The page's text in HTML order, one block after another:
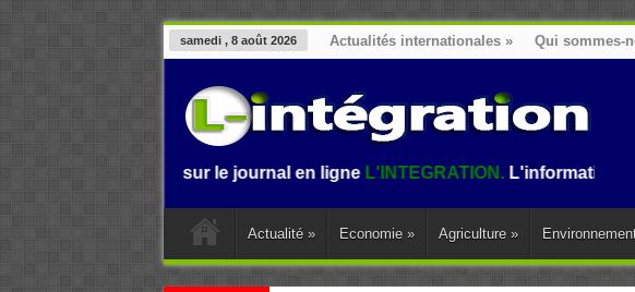
samedi , 8 août 2026 Actualités internationales » Qui sommes-
Bienvenue sur le journal en ligneL'INTEGRATION.L'information au Benin,
Actualité » Economie » Agriculture »